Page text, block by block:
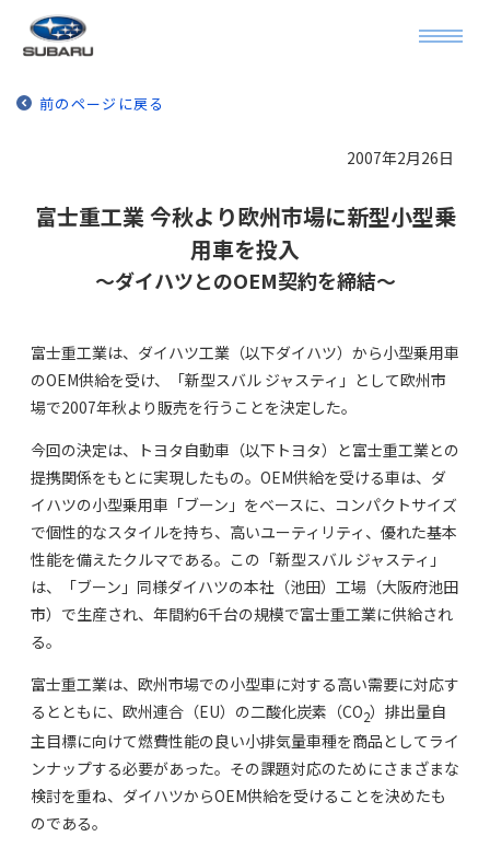
前のページに戻る
2007年2月26日
富士重工業 今秋より欧州市場に新型小型乗
用車を投入
～ダイハツとのOEM契約を締結～
富士重工業は、ダイハツ工業（以下ダイハツ）から小型乗用車
のOEM供給を受け、「新型スバル ジャスティ」として欧州市
場で2007年秋より販売を行うことを決定した。
今回の決定は、トヨタ自動車（以下トヨタ）と富士重工業との
提携関係をもとに実現したもの。OEM供給を受ける車は、ダ
イハツの小型乗用車「ブーン」をベースに、コンパクトサイズ
で個性的なスタイルを持ち、高いユーティリティ、優れた基本
性能を備えたクルマである。この「新型スバル ジャスティ」
は、「ブーン」同様ダイハツの本社（池田）工場（大阪府池田
市）で生産され、年間約6千台の規模で富士重工業に供給され
る。
富士重工業は、欧州市場での小型車に対する高い需要に対応す
るとともに、欧州連合（EU）の二酸化炭素（CO2）排出量自
主目標に向けて燃費性能の良い小排気量車種を商品としてライ
ンナップする必要があった。その課題対応のためにさまざまな
検討を重ね、ダイハツからOEM供給を受けることを決めたも
のである。